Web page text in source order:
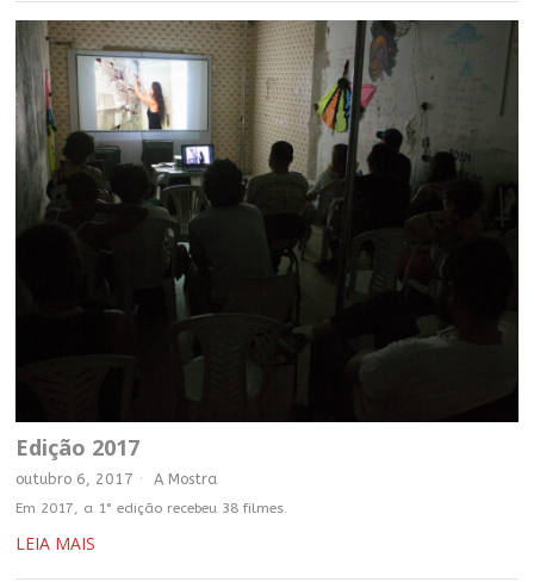
Edição 2017
outubro 6, 2017 A Mostra
Em 2017, a 1° edição recebeu 38 filmes.
LEIA MAIS